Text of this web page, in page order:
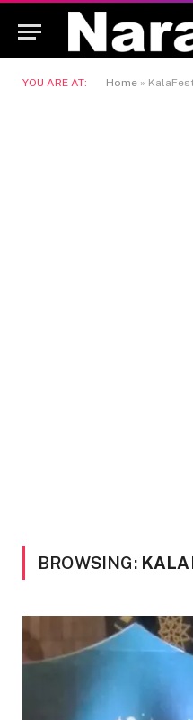
YOU ARE AT: Home »
BROWSING: